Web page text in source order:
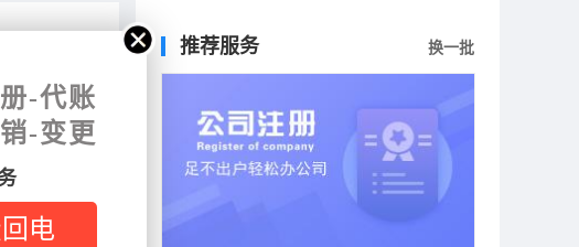
率
推荐服务 换一批
-代账
-变更